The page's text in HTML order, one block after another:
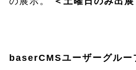
baserCMSユーザーグルー